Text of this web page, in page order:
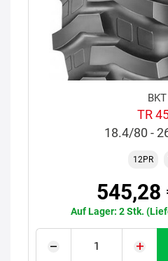
BKT
TR
18.4/80 -
12PR
545,28
Auf Lager: 2 Stk.